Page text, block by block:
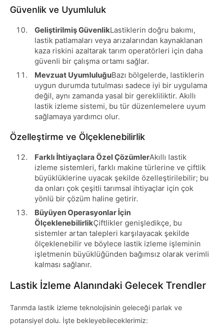
Güvenlik ve Uyumluluk
Geliştirilmiş GüvenlikLastiklerin doğru bakımı,
lastik patlamaları veya arızalarından kaynaklanan
kaza riskini azaltarak tarım operatörleri için daha
güvenli bir çalışma ortamı sağlar.
Mevzuat UyumluluğuBazı bölgelerde, lastiklerin
uygun durumda tutulması sadece iyi bir uygulama
değil, aynı zamanda yasal bir gerekliliktir. Akıllı
lastik izleme sistemi, bu tür düzenlemelere uyum
sağlamaya yardımcı olur.
Özelleştirme ve Ölçeklenebilirlik
Farklı İhtiyaçlara Özel ÇözümlerAkıllı lastik
izleme sistemleri, farklı makine türlerine ve çiftlik
büyüklüklerine uyacak şekilde özelleştirilebilir; bu
da onları çok çeşitli tarımsal ihtiyaçlar için çok
yönlü bir çözüm haline getirir.
Büyüyen Operasyonlar İçin
ÖlçeklenebilirlikÇiftlikler genişledikçe, bu
sistemler artan talepleri karşılayacak şekilde
ölçeklenebilir ve böylece lastik izleme işleminin
işletmenin büyüklüğünden bağımsız olarak verimli
kalması sağlanır.
Lastik İzleme Alanındaki Gelecek Trendler
Tarımda lastik izleme teknolojisinin geleceği parlak ve
potansiyel dolu. İşte bekleyebileceklerimiz: